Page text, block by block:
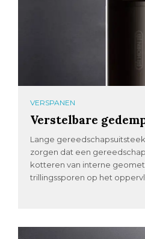
VERSPANEN
Verstelbare
Lange
zorgen dat een
kotteren van interne
trillingssporen op het